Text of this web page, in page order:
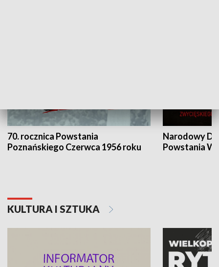
70. rocznica Powstania
Poznańskiego Czerwca 1956 roku
Narodowy
Powstania
KULTURA I SZTUKA